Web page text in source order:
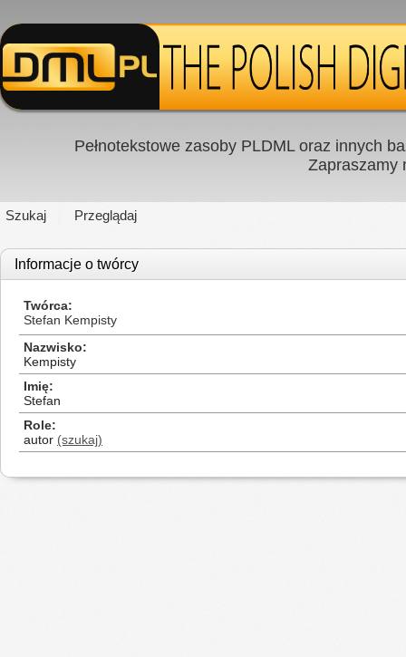
Pełnotekstowe zasoby PLDML oraz innych
Zapraszamy
Szukaj Przeglądaj
Informacje o twórcy
Twórca
Stefan Kempisty
Nazwisko
Kempisty
Imię
Stefan
Role
autor (szukaj)